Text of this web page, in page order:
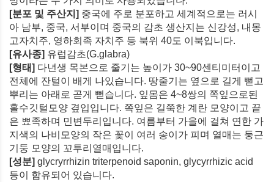
[분포 및 주산지] 중국에 주로 분포하고 세계적으로는 러시
아 남부, 중국, 서부이며 중국의 감초 생산지는 신강성, 내몽
고자치주, 영하회족 자치주 등 북위 40도 이북입니다.
[유사종] 유럽감초(G.glabra)
[형태] 다년생 목본으로 줄기는 높이가 30~90센티미터이고
전체에 잔털이 배게 나있습니다. 땅줄기는 옆으로 길게 뻗고
뿌리는 아래로 곧게 뻗습니다. 잎몸은 4~8쌍의 쪽잎으로된
홀수깃털모양 곂입입니다. 쪽잎은 길쭉한 계란 모양이고 끝
은 뾰족하며 민변두리입니다. 여름부터 가을에 걸쳐 연한 가
지색의 나비모양의 작은 꽃이 여러 송이가 피며 열매는 둥근
기둥 모양의 꼬투리열매입니다.
[성분] glycryrrhizin triterpenoid saponin, glycyrrhizic acid
등이 함유되어 있습니다.